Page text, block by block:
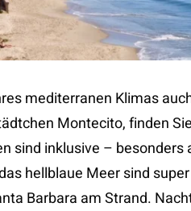
mediterranen Klimas
Montecito, finden
sind inklusive – besonders
hellblaue Meer sind
Barbara am Strand.